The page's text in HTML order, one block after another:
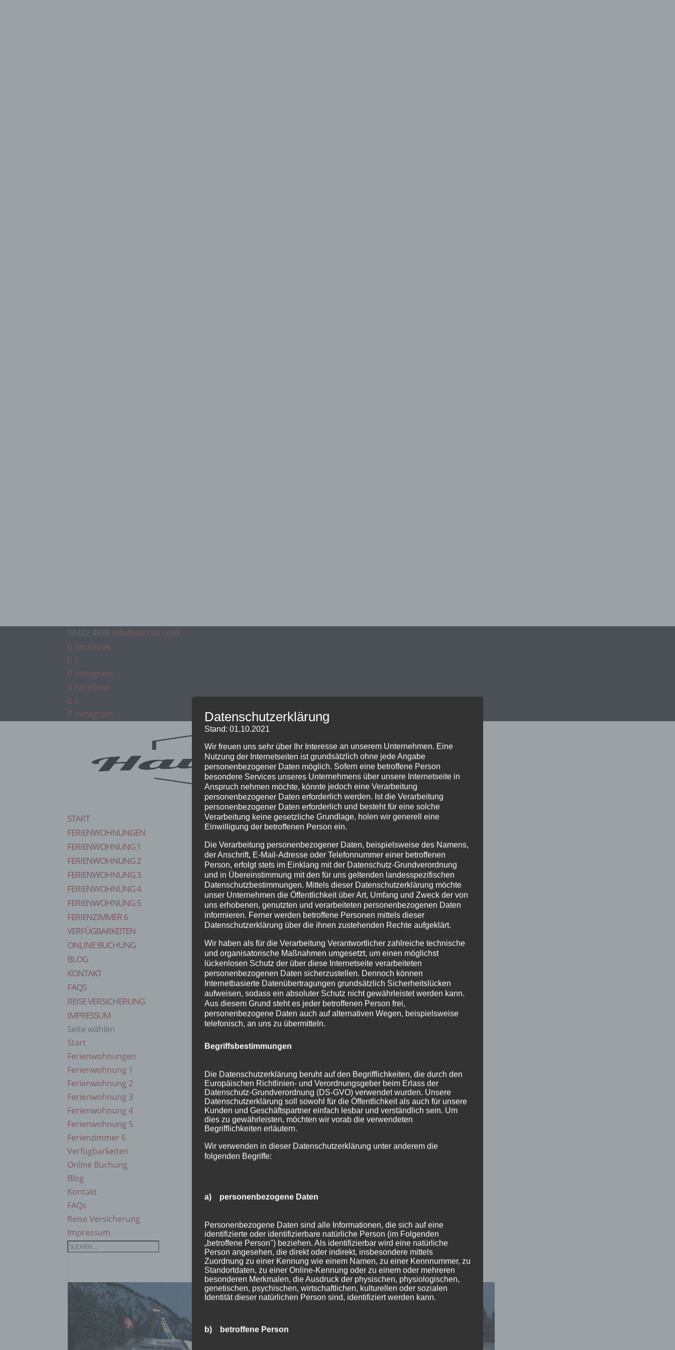
08322 4888 info@partale.com
Facebook
X
Instagram
Facebook
X
Instagram
START
FERIENWOHNUNGEN
FERIENWOHNUNG 1
FERIENWOHNUNG 2
FERIENWOHNUNG 3
FERIENWOHNUNG 4
FERIENWOHNUNG 5
FERIENZIMMER 6
VERFÜGBARKEITEN
ONLINE BUCHUNG
BLOG
KONTAKT
FAQS
REISE VERSICHERUNG
IMPRESSUM
Seite wählen
Start
Ferienwohnungen
Ferienwohnung 1
Ferienwohnung 2
Ferienwohnung 3
Ferienwohnung 4
Ferienwohnung 5
Ferienzimmer 6
Verfügbarkeiten
Online Buchung
Blog
Kontakt
FAQs
Reise Versicherung
Impressum
Datenschutzerklärung
Stand: 01.10.2021
Wir freuen uns sehr über Ihr Interesse an unserem Unternehmen. Eine
Nutzung der Internetseiten ist grundsätzlich ohne jede Angabe
personenbezogener Daten möglich. Sofern eine betroffene Person
besondere Services unseres Unternehmens über unsere Internetseite in
Anspruch nehmen möchte, könnte jedoch eine Verarbeitung
personenbezogener Daten erforderlich werden. Ist die Verarbeitung
personenbezogener Daten erforderlich und besteht für eine solche
Verarbeitung keine gesetzliche Grundlage, holen wir generell eine
Einwilligung der betroffenen Person ein.
Die Verarbeitung personenbezogener Daten, beispielsweise des Namens,
der Anschrift, E-Mail-Adresse oder Telefonnummer einer betroffenen
Person, erfolgt stets im Einklang mit der Datenschutz-Grundverordnung
und in Übereinstimmung mit den für uns geltenden landesspezifischen
Datenschutzbestimmungen. Mittels dieser Datenschutzerklärung möchte
unser Unternehmen die Öffentlichkeit über Art, Umfang und Zweck der von
uns erhobenen, genutzten und verarbeiteten personenbezogenen Daten
informieren. Ferner werden betroffene Personen mittels dieser
Datenschutzerklärung über die ihnen zustehenden Rechte aufgeklärt.
Wir haben als für die Verarbeitung Verantwortlicher zahlreiche technische
und organisatorische Maßnahmen umgesetzt, um einen möglichst
lückenlosen Schutz der über diese Internetseite verarbeiteten
personenbezogenen Daten sicherzustellen. Dennoch können
Internetbasierte Datenübertragungen grundsätzlich Sicherheitslücken
aufweisen, sodass ein absoluter Schutz nicht gewährleistet werden kann.
Aus diesem Grund steht es jeder betroffenen Person frei,
personenbezogene Daten auch auf alternativen Wegen, beispielsweise
telefonisch, an uns zu übermitteln.
Begriffsbestimmungen
Die Datenschutzerklärung beruht auf den Begrifflichkeiten, die durch den
Europäischen Richtlinien- und Verordnungsgeber beim Erlass der
Datenschutz-Grundverordnung (DS-GVO) verwendet wurden. Unsere
Datenschutzerklärung soll sowohl für die Öffentlichkeit als auch für unsere
Kunden und Geschäftspartner einfach lesbar und verständlich sein. Um
dies zu gewährleisten, möchten wir vorab die verwendeten
Begrifflichkeiten erläutern.
Wir verwenden in dieser Datenschutzerklärung unter anderem die
folgenden Begriffe:
a) personenbezogene Daten
Personenbezogene Daten sind alle Informationen, die sich auf eine
identifizierte oder identifizierbare natürliche Person (im Folgenden
„betroffene Person") beziehen. Als identifizierbar wird eine natürliche
Person angesehen, die direkt oder indirekt, insbesondere mittels
Zuordnung zu einer Kennung wie einem Namen, zu einer Kennnummer, zu
Standortdaten, zu einer Online-Kennung oder zu einem oder mehreren
besonderen Merkmalen, die Ausdruck der physischen, physiologischen,
genetischen, psychischen, wirtschaftlichen, kulturellen oder sozialen
Identität dieser natürlichen Person sind, identifiziert werden kann.
b) betroffene Person